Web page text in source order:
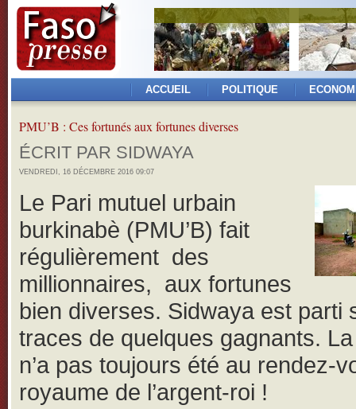
ACCUEIL POLITIQUE
PMU’B : Ces fortunés aux fortunes diverses
ÉCRIT PAR SIDWAYA
VENDREDI, 16 DÉCEMBRE 2016 09:07
Le Pari mutuel urbain
burkinabè (PMU’B) fait
régulièrement des
millionnaires, aux fortunes
bien diverses. Sidwaya est parti
traces de quelques gagnants.
n’a pas toujours été au rendez-
royaume de l’argent-roi !